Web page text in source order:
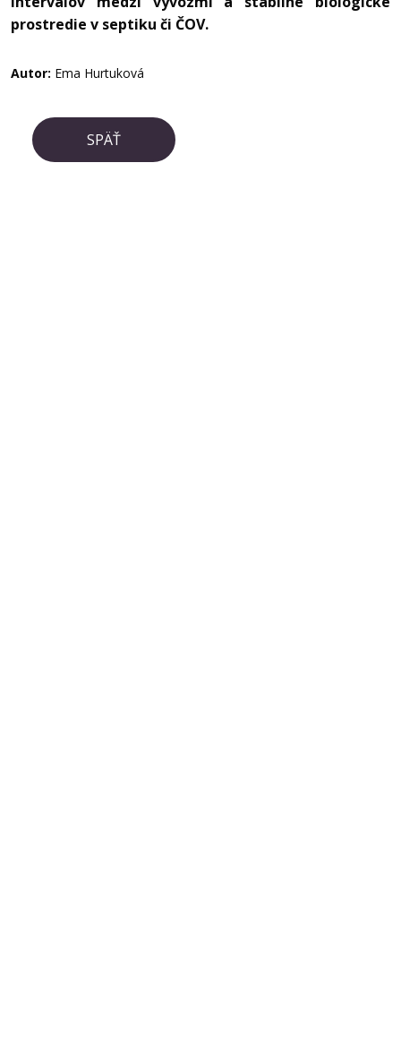
prostredie v septiku či ČOV.
Autor: Ema Hurtuková
SPÄŤ